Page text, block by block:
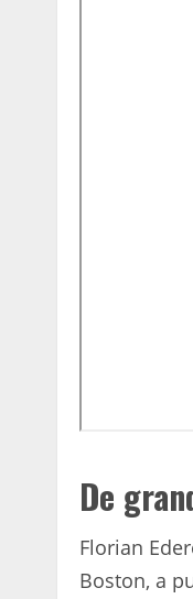
De
Florian
Boston, a